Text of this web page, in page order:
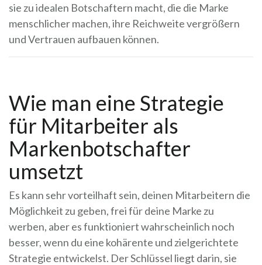
sie zu idealen Botschaftern macht, die die Marke
menschlicher machen, ihre Reichweite vergrößern
und Vertrauen aufbauen können.
Wie man eine Strategie
für Mitarbeiter als
Markenbotschafter
umsetzt
Es kann sehr vorteilhaft sein, deinen Mitarbeitern die
Möglichkeit zu geben, frei für deine Marke zu
werben, aber es funktioniert wahrscheinlich noch
besser, wenn du eine kohärente und zielgerichtete
Strategie entwickelst. Der Schlüssel liegt darin, sie